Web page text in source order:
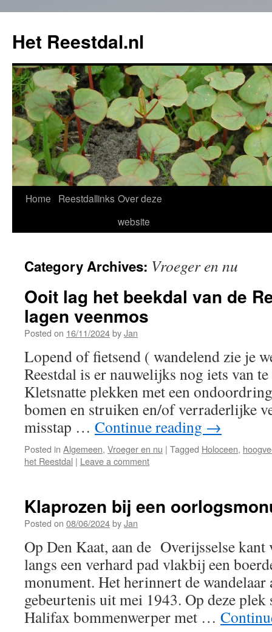
Het Reestdal.nl
Skip
Home Reestdallinks Over deze
website
Category Archives: Vroeger en nu
Ooit lag het beekdal van de
lagen veenmos
Posted on 16/11/2024byJan
Lopend of fietsend ( wandelend zie je
Reestdal is er nauwelijks nog iets van
Kletsnatte plekken met een
bomen en struiken en/of verraderlijke
misstap … Continue reading →
Posted in Algemeen, Vroeger en nu | Tagged Holoceen,
het Reestdal | Leave a comment
Klaprozen bij een
Posted on 08/06/2024byJan
Op Den Kaat, aan de Overijsselse kant
langs een verhard pad vlakbij een
monument. Het herinnert de wandelaar
gebeurtenis uit mei 1943. Op deze plek
Halifax bommenwerper met …